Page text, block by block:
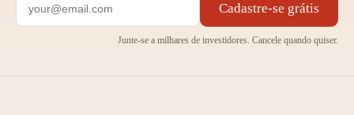
Cadastre-se grátis
Junte-se a milhares de investidores. Cancele quando quiser.